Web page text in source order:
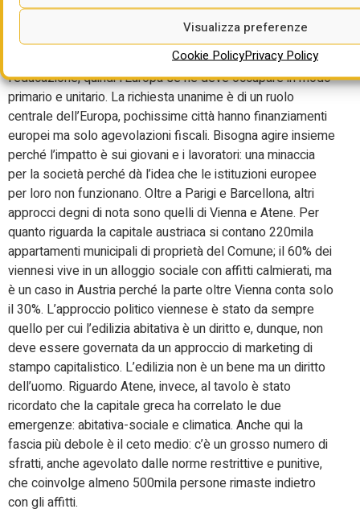
Visualizza preferenze
Cookie PolicyPrivacy Policy
Ieri pomeriggio, al tavolo tecnico sulpublic housing, è
stato ribadito che occorre un’alleanza europea per la casa.
La casa deve essere un diritto, come sono la salute e
l’educazione, quindi l’Europa se ne deve occupare in modo
primario e unitario. La richiesta unanime è di un ruolo
centrale dell’Europa, pochissime città hanno finanziamenti
europei ma solo agevolazioni fiscali. Bisogna agire insieme
perché l’impatto è sui giovani e i lavoratori: una minaccia
per la società perché dà l’idea che le istituzioni europee
per loro non funzionano. Oltre a Parigi e Barcellona, altri
approcci degni di nota sono quelli di Vienna e Atene. Per
quanto riguarda la capitale austriaca si contano 220mila
appartamenti municipali di proprietà del Comune; il 60% dei
viennesi vive in un alloggio sociale con affitti calmierati, ma
è un caso in Austria perché la parte oltre Vienna conta solo
il 30%. L’approccio politico viennese è stato da sempre
quello per cui l’edilizia abitativa è un diritto e, dunque, non
deve essere governata da un approccio di marketing di
stampo capitalistico. L’edilizia non è un bene ma un diritto
dell’uomo. Riguardo Atene, invece, al tavolo è stato
ricordato che la capitale greca ha correlato le due
emergenze: abitativa-sociale e climatica. Anche qui la
fascia più debole è il ceto medio: c’è un grosso numero di
sfratti, anche agevolato dalle norme restrittive e punitive,
che coinvolge almeno 500mila persone rimaste indietro
con gli affitti.